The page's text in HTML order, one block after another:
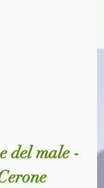
del male -